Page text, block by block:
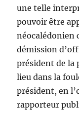
une telle
pouvoir être
néocalédonien
démission
président de la
lieu dans la
président, en
rapporteur